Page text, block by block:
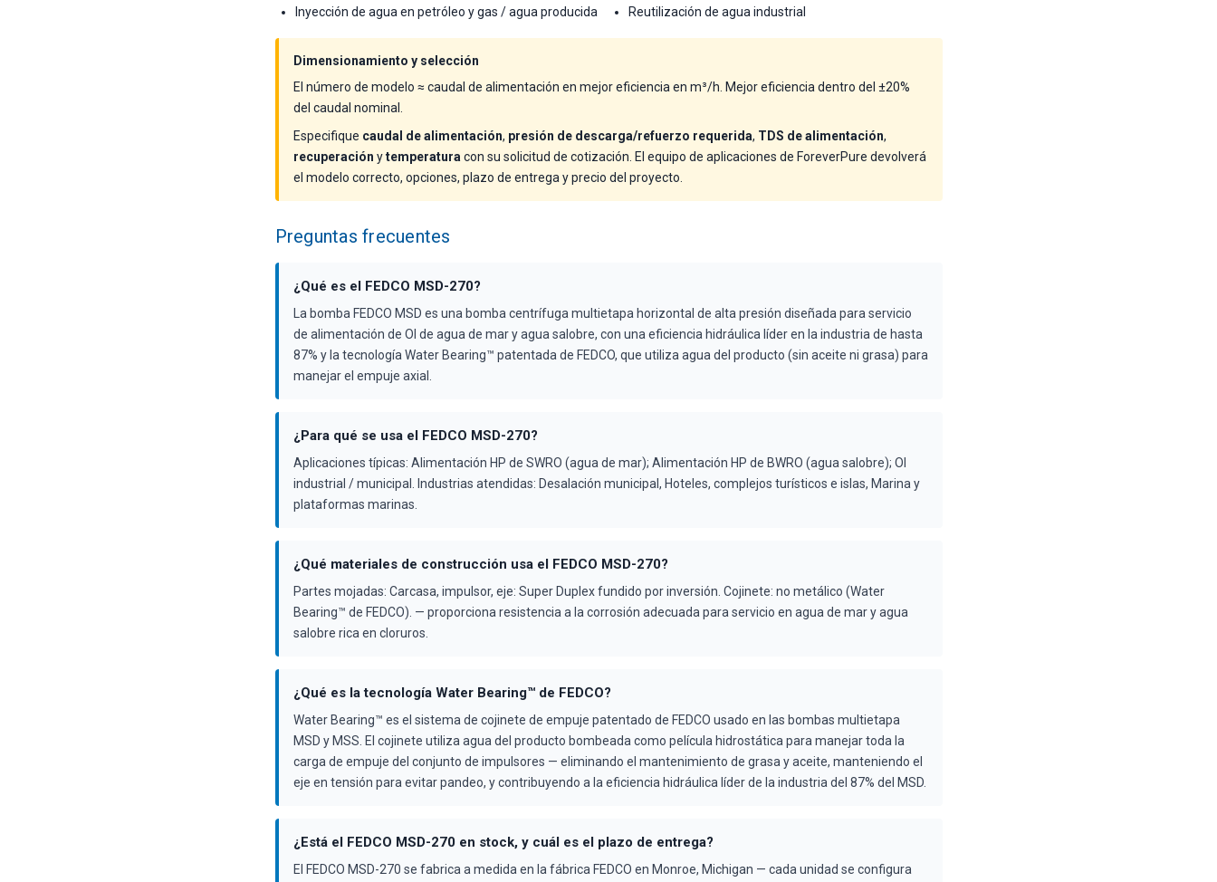
Inyección de agua en petróleo y gas / agua producida
Reutilización de agua industrial
Dimensionamiento y selección
El número de modelo ≈ caudal de alimentación en mejor eficiencia en m³/h. Mejor eficiencia dentro del ±20%
del caudal nominal.
Especifique caudal de alimentación, presión de descarga/refuerzo requerida, TDS de alimentación,
recuperación ytemperatura con su solicitud de cotización. El equipo de aplicaciones de ForeverPure devolverá
el modelo correcto, opciones, plazo de entrega y precio del proyecto.
Preguntas frecuentes
¿Qué es el FEDCO MSD-270?
La bomba FEDCO MSD es una bomba centrífuga multietapa horizontal de alta presión diseñada para servicio
de alimentación de OI de agua de mar y agua salobre, con una eficiencia hidráulica líder en la industria de hasta
87% y la tecnología Water Bearing™ patentada de FEDCO, que utiliza agua del producto (sin aceite ni grasa) para
manejar el empuje axial.
¿Para qué se usa el FEDCO MSD-270?
Aplicaciones típicas: Alimentación HP de SWRO (agua de mar); Alimentación HP de BWRO (agua salobre); OI
industrial / municipal. Industrias atendidas: Desalación municipal, Hoteles, complejos turísticos e islas, Marina y
plataformas marinas.
¿Qué materiales de construcción usa el FEDCO MSD-270?
Partes mojadas: Carcasa, impulsor, eje: Super Duplex fundido por inversión. Cojinete: no metálico (Water
Bearing™ de FEDCO). — proporciona resistencia a la corrosión adecuada para servicio en agua de mar y agua
salobre rica en cloruros.
¿Qué es la tecnología Water Bearing™ de FEDCO?
Water Bearing™ es el sistema de cojinete de empuje patentado de FEDCO usado en las bombas multietapa
MSD y MSS. El cojinete utiliza agua del producto bombeada como película hidrostática para manejar toda la
carga de empuje del conjunto de impulsores — eliminando el mantenimiento de grasa y aceite, manteniendo el
eje en tensión para evitar pandeo, y contribuyendo a la eficiencia hidráulica líder de la industria del 87% del MSD.
¿Está el FEDCO MSD-270 en stock, y cuál es el plazo de entrega?
El FEDCO MSD-270 se fabrica a medida en la fábrica FEDCO en Monroe, Michigan — cada unidad se configura